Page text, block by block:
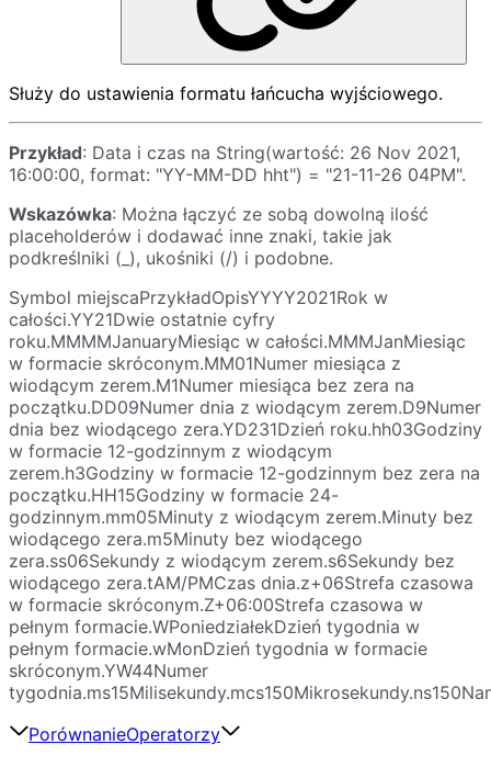
Służy do ustawienia formatu łańcucha wyjściowego.
Przykład: Data i czas na String(wartość: 26 Nov 2021,
16:00:00, format: "YY-MM-DD hht") = "21-11-26 04PM".
Wskazówka: Można łączyć ze sobą dowolną ilość
placeholderów i dodawać inne znaki, takie jak
podkreślniki (_), ukośniki (/) i podobne.
Symbol miejscaPrzykładOpisYYYY2021Rok w
całości.YY21Dwie ostatnie cyfry
roku.MMMMJanuaryMiesiąc w całości.MMMJanMiesiąc
w formacie skróconym.MM01Numer miesiąca z
wiodącym zerem.M1Numer miesiąca bez zera na
początku.DD09Numer dnia z wiodącym zerem.D9Numer
dnia bez wiodącego zera.YD231Dzień roku.hh03Godziny
w formacie 12-godzinnym z wiodącym
zerem.h3Godziny w formacie 12-godzinnym bez zera na
początku.HH15Godziny w formacie 24-
godzinnym.mm05Minuty z wiodącym zerem.Minuty bez
wiodącego zera.m5Minuty bez wiodącego
zera.ss06Sekundy z wiodącym zerem.s6Sekundy bez
wiodącego zera.tAM/PMCzas dnia.z+06Strefa czasowa
w formacie skróconym.Z+06:00Strefa czasowa w
pełnym formacie.WPoniedziałekDzień tygodnia w
pełnym formacie.wMonDzień tygodnia w formacie
skróconym.YW44Numer
PorównanieOperatorzy